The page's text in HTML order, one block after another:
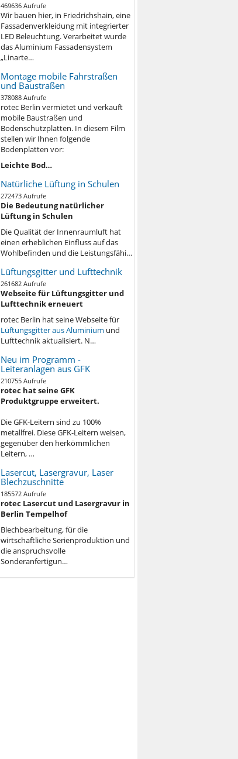
469636 Aufrufe
Wir bauen hier, in Friedrichshain, eine
Fassadenverkleidung mit integrierter
LED Beleuchtung. Verarbeitet wurde
das Aluminium Fassadensystem
„Linarte…
Montage mobile Fahrstraßen
und Baustraßen
378088 Aufrufe
rotec Berlin vermietet und verkauft
mobile Baustraßen und
Bodenschutzplatten. In diesem Film
stellen wir Ihnen folgende
Bodenplatten vor:
Leichte Bod…
Natürliche Lüftung in Schulen
272473 Aufrufe
Die Bedeutung natürlicher
Lüftung in Schulen
Die Qualität der Innenraumluft hat
einen erheblichen Einfluss auf das
Wohlbefinden und die Leistungsfähi…
Lüftungsgitter und Lufttechnik
261682 Aufrufe
Webseite für Lüftungsgitter und
Lufttechnik erneuert
rotec Berlin hat seine Webseite für
Lüftungsgitter aus Aluminium und
Lufttechnik aktualisiert. N…
Neu im Programm -
Leiteranlagen aus GFK
210755 Aufrufe
rotec hat seine GFK
Produktgruppe erweitert.
Die GFK-Leitern sind zu 100%
metallfrei. Diese GFK-Leitern weisen,
gegenüber den herkömmlichen
Leitern, …
Lasercut, Lasergravur, Laser
Blechzuschnitte
185572 Aufrufe
rotec Lasercut und Lasergravur in
Berlin Tempelhof
Blechbearbeitung, für die
wirtschaftliche Serienproduktion und
die anspruchsvolle
Sonderanfertigun…